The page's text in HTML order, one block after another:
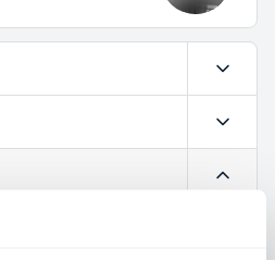
träning, effektiva övningar